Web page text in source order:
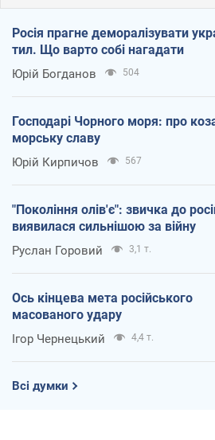
Росія прагне деморалізувати
тил. Що варто собі нагадати
Юрій Богданов 504
Господарі Чорного моря: про
морську славу
Юрій Кирпичов 567
"Покоління олів'є": звичка до
виявилася сильнішою за війну
Руслан Горовий 3,1 т.
Ось кінцева мета російського
масованого удару
Ігор Чернецький 4,4 т.
Всі думки